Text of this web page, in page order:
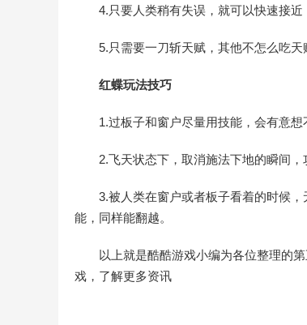
4.只要人类稍有失误，就可以快速接近
5.只需要一刀斩天赋，其他不怎么吃天
红蝶玩法技巧
1.过板子和窗户尽量用技能，会有意想
2.飞天状态下，取消施法下地的瞬间
3.被人类在窗户或者板子看着的时候
能，同样能翻越。
以上就是酷酷游戏小编为各位整理的
戏，了解更多资讯